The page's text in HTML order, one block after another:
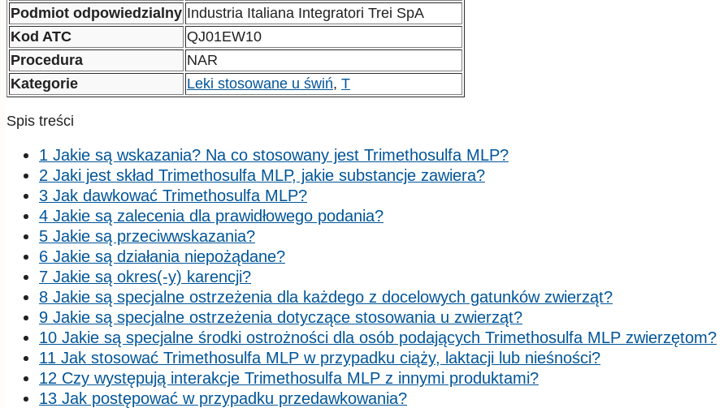
Podmiot odpowiedzialny Industria Italiana Integratori Trei SpA
Kod ATC
QJ01EW10
Procedura
NAR
Kategorie
Leki stosowane u świń, T
Spis treści
1 Jakie są wskazania? Na co stosowany jest Trimethosulfa MLP?
2 Jaki jest skład Trimethosulfa MLP, jakie substancje zawiera?
3 Jak dawkować Trimethosulfa MLP?
4 Jakie są zalecenia dla prawidłowego podania?
5 Jakie są przeciwwskazania?
6 Jakie są działania niepożądane?
7 Jakie są okres(-y) karencji?
8 Jakie są specjalne ostrzeżenia dla każdego z docelowych gatunków zwierząt?
9 Jakie są specjalne ostrzeżenia dotyczące stosowania u zwierząt?
10 Jakie są specjalne środki ostrożności dla osób podających Trimethosulfa MLP zwierzętom?
11 Jak stosować Trimethosulfa MLP w przypadku ciąży, laktacji lub nieśności?
12 Czy występują interakcje Trimethosulfa MLP z innymi produktami?
13 Jak postępować w przypadku przedawkowania?